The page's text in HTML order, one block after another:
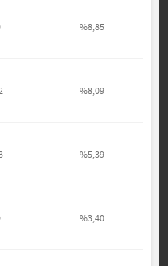
%8,85
%8,09
%5,39
%3,40